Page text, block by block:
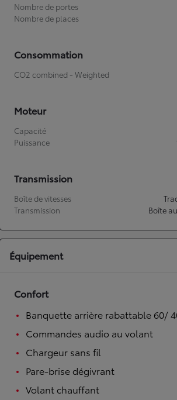
Nombre de portes
Nombre de places
Consommation
CO2 combined - Weighted
Moteur
Capacité
Puissance
Transmission
Boîte de vitesses
Transmission
Boîte
Équipement
Confort
Banquette arrière rabattable 60/
Commandes audio au volant
Chargeur sans fil
Pare-brise dégivrant
Volant chauffant